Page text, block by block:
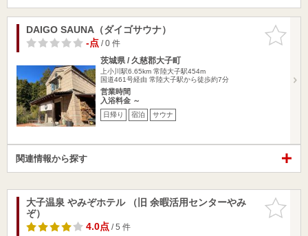
お気に入
りに追加
DAIGO SAUNA（ダイゴサウナ）
-点/ 0 件
茨城県 / 久慈郡大子町
上小川駅6.65km 常陸大子駅454m
国道461号経由 常陸大子駅から徒歩約7分
営業時間
入浴料金 ～
日帰り 宿泊 サウナ
関連情報から探す
お気に入
りに追加
大子温泉 やみぞホテル （旧 余暇活用センターやみ
ぞ）
4.0点/ 5 件